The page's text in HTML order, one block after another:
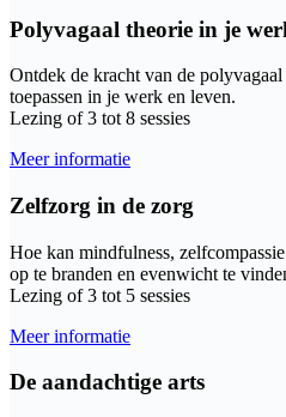
Polyvagaal theorie in je
Ontdek de kracht van de
toepassen in je werk en leven.
Lezing of 3 tot 8 sessies
Meer informatie
Zelfzorg in de zorg
Hoe kan mindfulness,
op te branden en evenwicht te
Lezing of 3 tot 5 sessies
Meer informatie
De aandachtige arts